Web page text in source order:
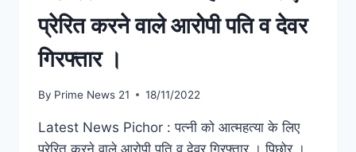
प्रेरित करने वाले आरोपी पति व देवर
गिरफ्तार ।
By Prime News 21 18/11/2022
Latest News Pichor : पत्नी को आत्महत्या के लिए
प्रेरित करने वाले आरोपी पति व देवर गिरफ्तार । पिछोर ।